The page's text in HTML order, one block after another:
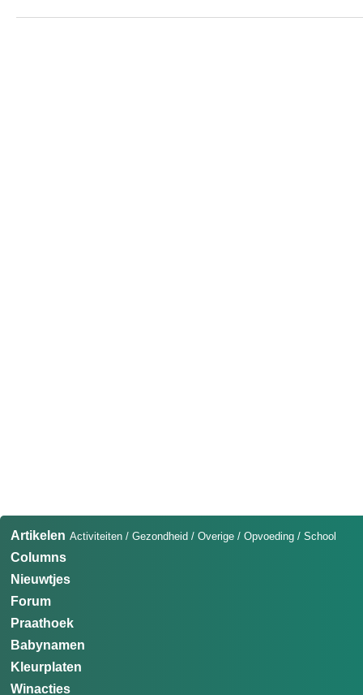
Artikelen Activiteiten / Gezondheid / Overige / Opvoeding / School
Columns
Nieuwtjes
Forum
Praathoek
Babynamen
Kleurplaten
Winacties